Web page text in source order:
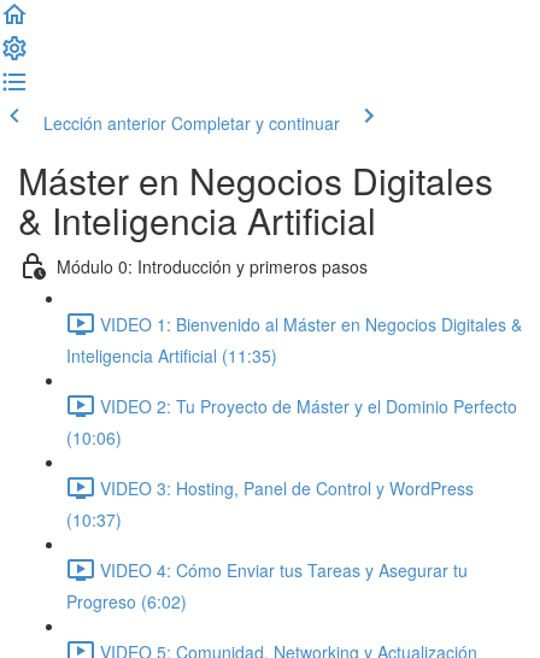
Lección anterior Completar y continuar
Máster en Negocios Digitales
& Inteligencia Artificial
Módulo 0: Introducción y primeros pasos
VIDEO 1: Bienvenido al Máster en Negocios Digitales &
Inteligencia Artificial (11:35)
VIDEO 2: Tu Proyecto de Máster y el Dominio Perfecto
(10:06)
VIDEO 3: Hosting, Panel de Control y WordPress
(10:37)
VIDEO 4: Cómo Enviar tus Tareas y Asegurar tu
Progreso (6:02)
VIDEO 5: Comunidad, Networking y Actualización